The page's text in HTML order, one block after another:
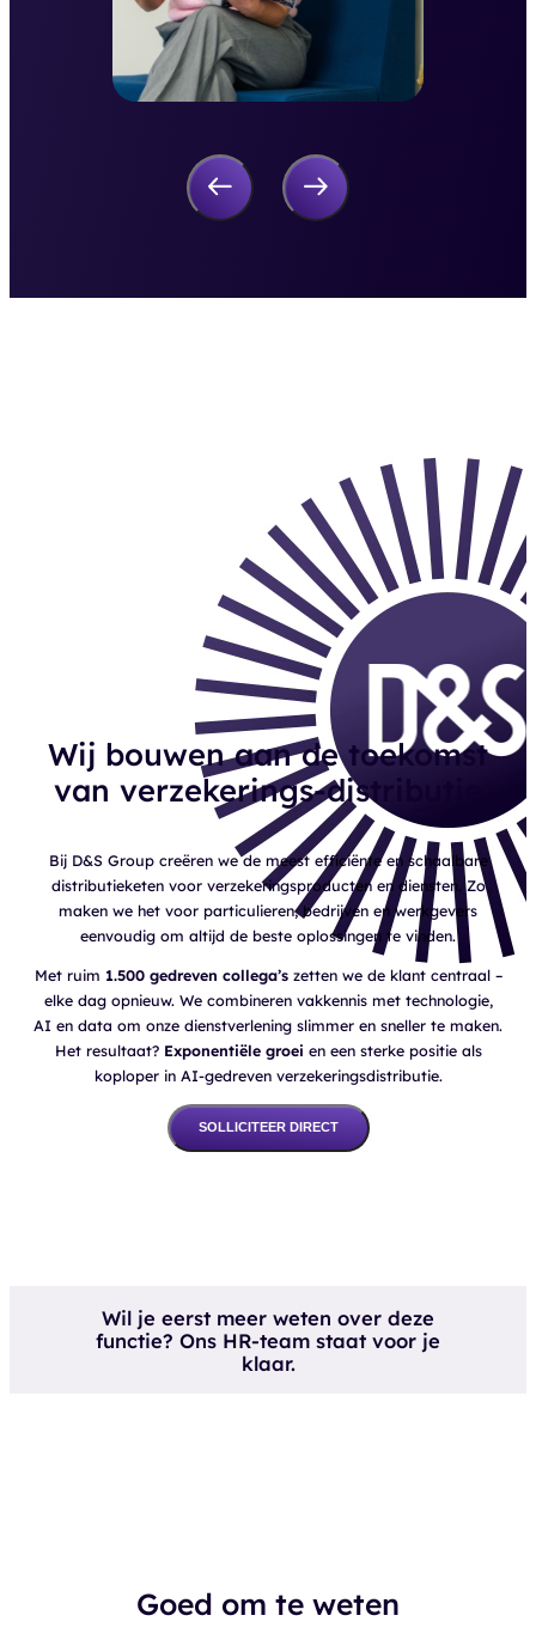
Wij bouwen aan de toekomst
van verzekerings-distributie
Bij D&S Group creëren we de meest efficiënte en schaalbare
distributieketen voor verzekeringsproducten en diensten. Zo
maken we het voor particulieren, bedrijven en werkgevers
eenvoudig om altijd de beste oplossingen te vinden.
Met ruim 1.500 gedreven collega’szetten we de klant centraal –
elke dag opnieuw. We combineren vakkennis met technologie,
AI en data om onze dienstverlening slimmer en sneller te maken.
Het resultaat? Exponentiële groei en een sterke positie als
koploper in AI-gedreven verzekeringsdistributie.
SOLLICITEER DIRECT
Wil je eerst meer weten over deze
functie? Ons HR-team staat voor je
klaar.
Goed om te weten